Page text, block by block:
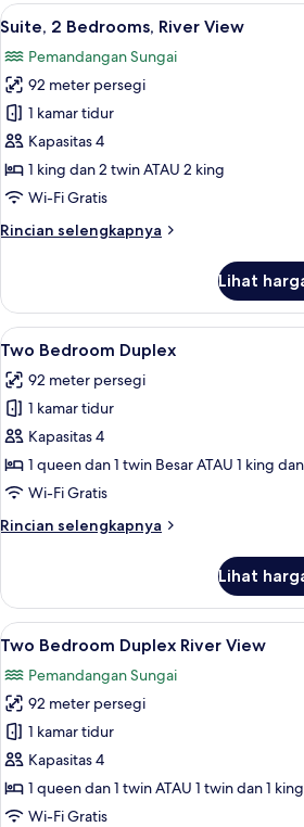
Bedrooms
Lihat
semua
foto
untuk
Suite,
2
Bedrooms,
River
6
Suite, 2 Bedrooms, River View
Pemandangan Sungai
92 meter persegi
1 kamar tidur
Kapasitas 4
1 king dan 2 twin ATAU 2 king
Wi-Fi Gratis
Rincian selengkapnya
Rincian
Suite,
Bedrooms,
View
Lihat
Lihat
semua
foto
untuk
Two
Bedroom
Duplex
Two
6
Two Bedroom Duplex
92 meter persegi
1 kamar tidur
Kapasitas 4
1 queen dan 1 twin Besar ATAU 1 king
Wi-Fi Gratis
Rincian selengkapnya
Rincian
Two
Bedroom
Duplex
Lihat
Lihat
semua
foto
untuk
Two
Bedroom
Duplex
River
Two
7
Two Bedroom Duplex River View
Pemandangan Sungai
92 meter persegi
1 kamar tidur
Kapasitas 4
1 queen dan 1 twin ATAU 1 twin dan 1 king
Wi-Fi Gratis